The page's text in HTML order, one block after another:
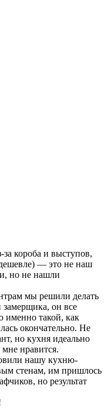
короба и выступов,
— это не наш
но не нашли
мы решили делать
он все
именно такой, как
окончательно. Не
но кухня идеально
нравится.
нашу кухню-
стенам, им пришлось
но результат